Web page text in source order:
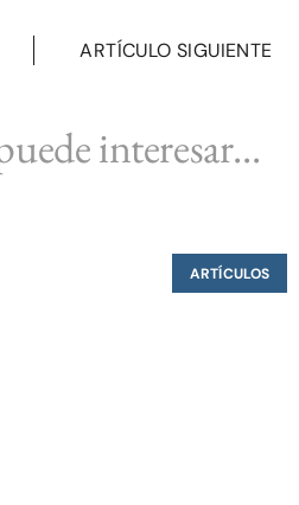
ARTÍCULO SIGUIENTE
interesar...
ARTÍCULOS